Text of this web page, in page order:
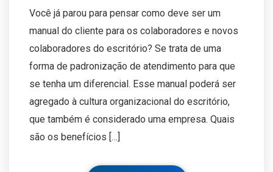
Você já parou para pensar como deve ser um
manual do cliente para os colaboradores e novos
colaboradores do escritório? Se trata de uma
forma de padronização de atendimento para que
se tenha um diferencial. Esse manual poderá ser
agregado à cultura organizacional do escritório,
que também é considerado uma empresa. Quais
são os benefícios […]